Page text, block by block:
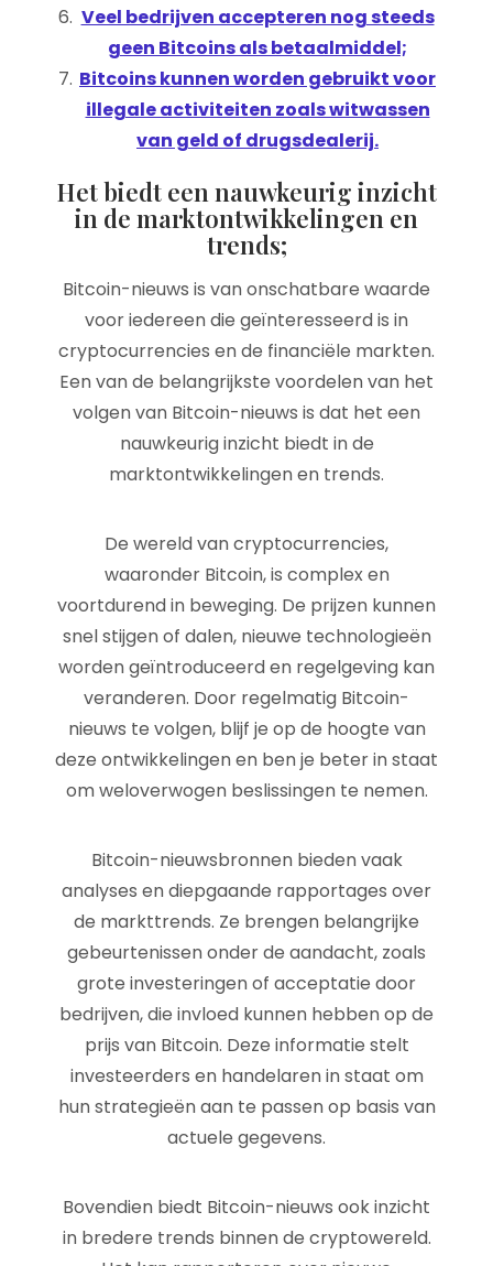
Veel bedrijven accepteren nog steeds
geen Bitcoins als betaalmiddel;
Bitcoins kunnen worden gebruikt voor
illegale activiteiten zoals witwassen
van geld of drugsdealerij.
Het biedt een nauwkeurig inzicht
in de marktontwikkelingen en
trends;
Bitcoin-nieuws is van onschatbare waarde
voor iedereen die geïnteresseerd is in
cryptocurrencies en de financiële markten.
Een van de belangrijkste voordelen van het
volgen van Bitcoin-nieuws is dat het een
nauwkeurig inzicht biedt in de
marktontwikkelingen en trends.
De wereld van cryptocurrencies,
waaronder Bitcoin, is complex en
voortdurend in beweging. De prijzen kunnen
snel stijgen of dalen, nieuwe technologieën
worden geïntroduceerd en regelgeving kan
veranderen. Door regelmatig Bitcoin-
nieuws te volgen, blijf je op de hoogte van
deze ontwikkelingen en ben je beter in staat
om weloverwogen beslissingen te nemen.
Bitcoin-nieuwsbronnen bieden vaak
analyses en diepgaande rapportages over
de markttrends. Ze brengen belangrijke
gebeurtenissen onder de aandacht, zoals
grote investeringen of acceptatie door
bedrijven, die invloed kunnen hebben op de
prijs van Bitcoin. Deze informatie stelt
investeerders en handelaren in staat om
hun strategieën aan te passen op basis van
actuele gegevens.
Bovendien biedt Bitcoin-nieuws ook inzicht
in bredere trends binnen de cryptowereld.